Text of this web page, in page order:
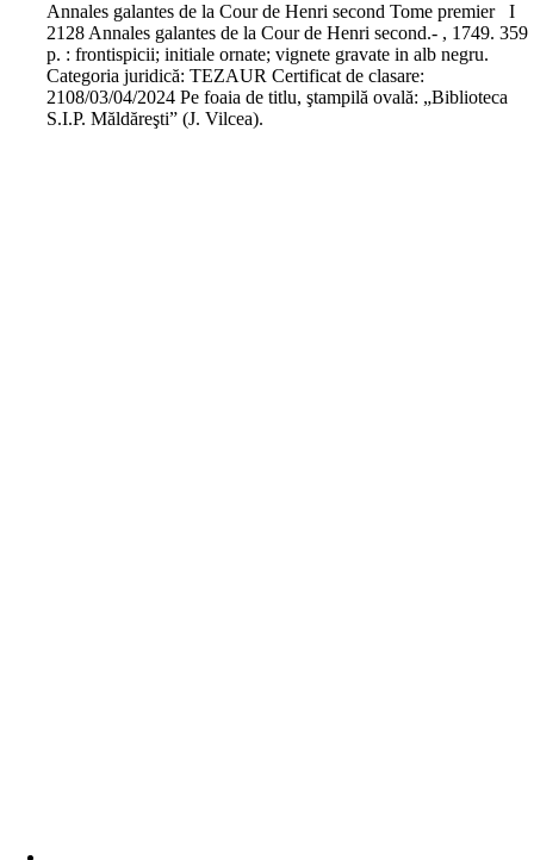
Annales galantes de la Cour de Henri second Tome premier I
2128 Annales galantes de la Cour de Henri second.- , 1749. 359
p. : frontispicii; initiale ornate; vignete gravate in alb negru.
Categoria juridică: TEZAUR Certificat de clasare:
2108/03/04/2024 Pe foaia de titlu, ştampilă ovală: „Biblioteca
S.I.P. Măldăreşti” (J. Vilcea).